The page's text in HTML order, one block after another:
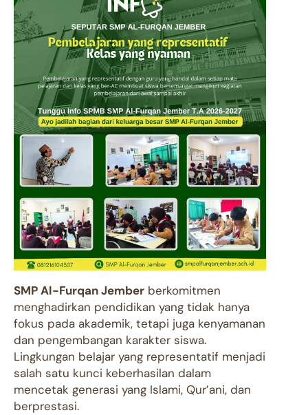
SMP Al-Furqan Jember berkomitmen
menghadirkan pendidikan yang tidak hanya
fokus pada akademik, tetapi juga kenyamanan
dan pengembangan karakter siswa.
Lingkungan belajar yang representatif menjadi
salah satu kunci keberhasilan dalam
mencetak generasi yang Islami, Qur’ani, dan
berprestasi.